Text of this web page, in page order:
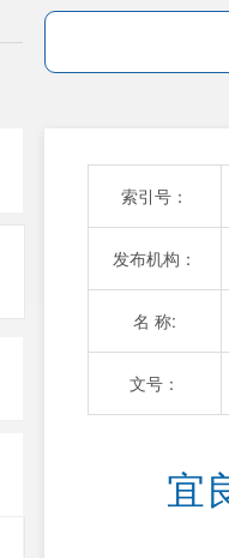
索引号：
发布机构：
名 称:
文号：
宜